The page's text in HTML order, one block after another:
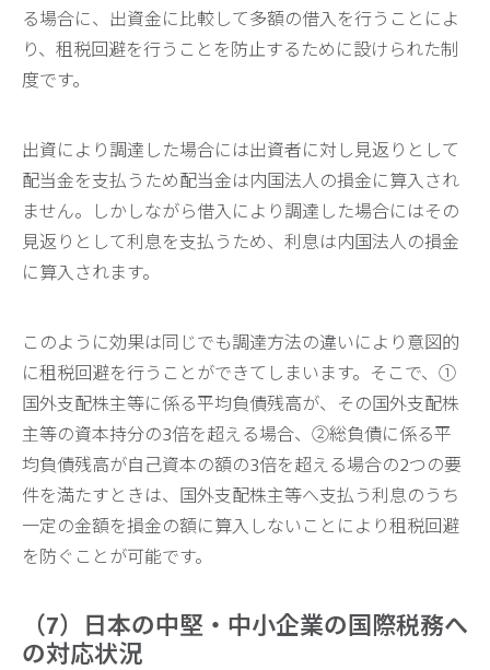
る場合に、出資金に比較して多額の借入を行うことによ
り、租税回避を行うことを防止するために設けられた制
度です。
出資により調達した場合には出資者に対し見返りとして
配当金を支払うため配当金は内国法人の損金に算入され
ません。しかしながら借入により調達した場合にはその
見返りとして利息を支払うため、利息は内国法人の損金
に算入されます。
このように効果は同じでも調達方法の違いにより意図的
に租税回避を行うことができてしまいます。そこで、①
国外支配株主等に係る平均負債残高が、その国外支配株
主等の資本持分の3倍を超える場合、②総負債に係る平
均負債残高が自己資本の額の3倍を超える場合の2つの要
件を満たすときは、国外支配株主等へ支払う利息のうち
一定の金額を損金の額に算入しないことにより租税回避
を防ぐことが可能です。
（7）日本の中堅・中小企業の国際税務へ
の対応状況